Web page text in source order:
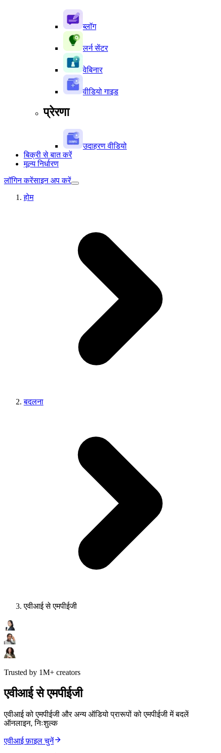
ब्लॉग
लर्न सेंटर
वेबिनार
वीडियो गाइड
प्रेरणा
उदाहरण वीडियो
बिक्री से बात करें
मूल्य निर्धारण
लॉगिन करेंसाइन अप करें
होम
बदलना
एवीआई से एमपीईजी
Trusted by 1M+ creators
एवीआई से एमपीईजी
एवीआई को एमपीईजी और अन्य ऑडियो प्रारूपों को एमपीईजी में बदलें
ऑनलाइन, निःशुल्क
एवीआई फ़ाइल चुनें